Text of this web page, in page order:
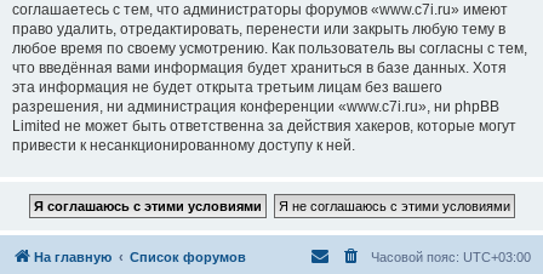
соглашаетесь с тем, что администраторы форумов «www.c7i.ru» имеют
право удалить, отредактировать, перенести или закрыть любую тему в
любое время по своему усмотрению. Как пользователь вы согласны с тем,
что введённая вами информация будет храниться в базе данных. Хотя
эта информация не будет открыта третьим лицам без вашего
разрешения, ни администрация конференции «www.c7i.ru», ни phpBB
Limited не может быть ответственна за действия хакеров, которые могут
привести к несанкционированному доступу к ней.
На главную Список форумов Часовой пояс: UTC+03:00